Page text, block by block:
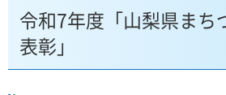
令和7年度「山梨県まち
表彰」